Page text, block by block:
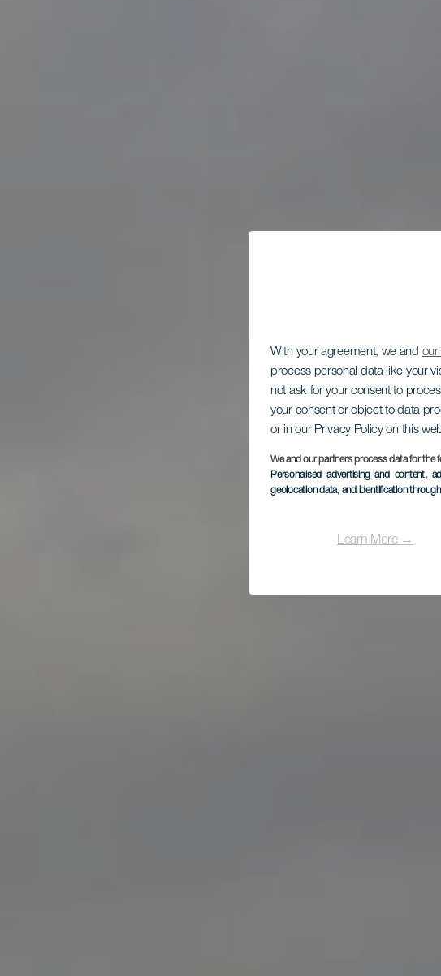
With your agreement, we and our
process personal data like your
not ask for your consent to
your consent or object to data
or in our Privacy Policy on this
We and our partners process data for the
Personalised advertising and content,
geolocation data, and identification
Learn More →